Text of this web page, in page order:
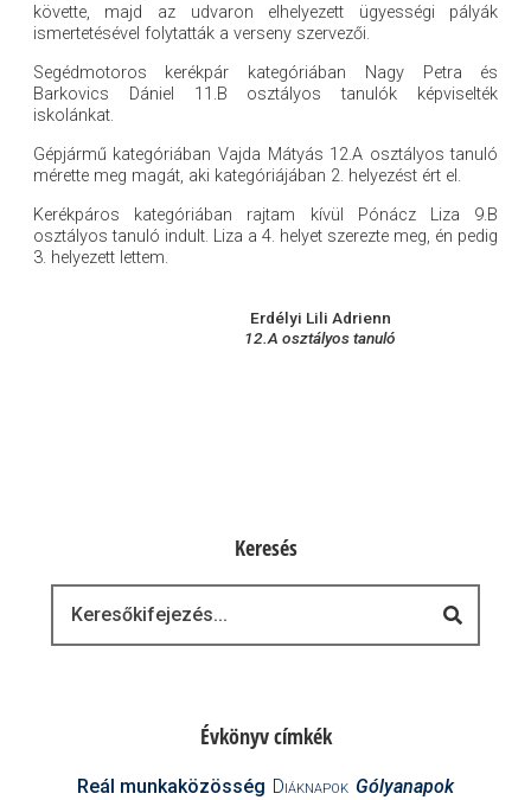
követte, majd az udvaron elhelyezett ügyességi pályák
ismertetésével folytatták a verseny szervezői.
Segédmotoros kerékpár kategóriában Nagy Petra és
Barkovics Dániel 11.B osztályos tanulók képviselték
iskolánkat.
Gépjármű kategóriában Vajda Mátyás 12.A osztályos tanuló
mérette meg magát, aki kategóriájában 2. helyezést ért el.
Kerékpáros kategóriában rajtam kívül Pónácz Liza 9.B
osztályos tanuló indult. Liza a 4. helyet szerezte meg, én pedig
3. helyezett lettem.
Erdélyi Lili Adrienn
12.A osztályos tanuló
Keresés
Évkönyv címkék
Reál munkaközösség Diáknapok Gólyanapok